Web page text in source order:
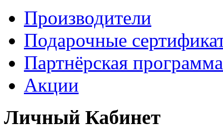
Производители
Подарочные
Партнёрская программа
Акции
Личный Кабинет